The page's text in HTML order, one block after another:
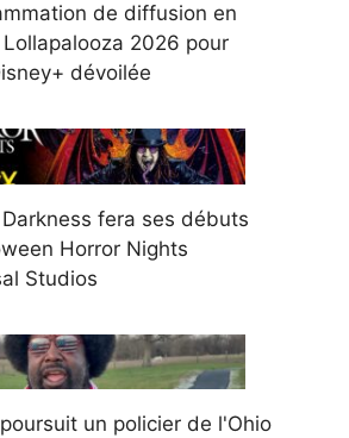
de diffusion en
2026 pour
dévoilée
fera ses débuts
Horror Nights
Studios
un policier de l'Ohio